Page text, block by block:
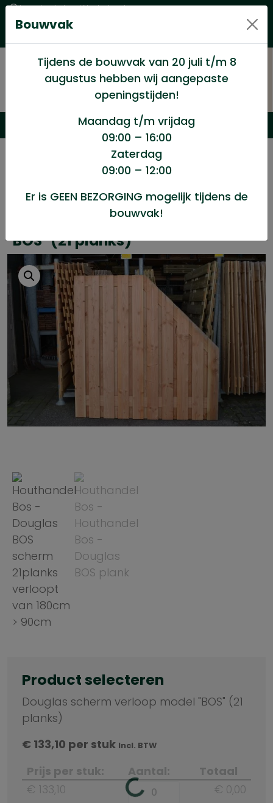
Levering in heel Nederland
Goede kwaliteitsproducten met een eerlijke prijs
Tuinhout Douglas/
Douglas scherm verloop model “BOS” (21 planks)
Douglas scherm verloop model
"BOS" (21 planks)
Product selecteren
Douglas scherm verloop model "BOS" (21
planks)
€ 133,10 per stuk Incl. BTW
Prijs per stuk: Aantal:
Totaal
€ 133,10
€ 0,00
Bouwvak
Tijdens de bouwvak van 20 juli t/m 8
augustus hebben wij aangepaste
openingstijden!
Maandag t/m vrijdag
09:00 – 16:00
Zaterdag
09:00 – 12:00
Er is GEEN BEZORGING mogelijk tijdens de
bouwvak!